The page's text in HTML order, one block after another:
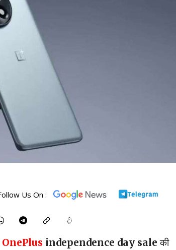
Us On :
OnePlus independence day saleकी